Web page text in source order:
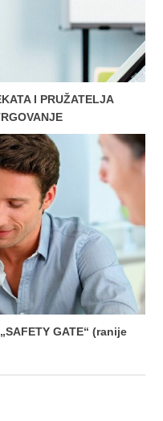
I PRUŽATELJA
GATE“ (ranije